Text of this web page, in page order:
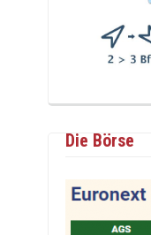
Die Börse